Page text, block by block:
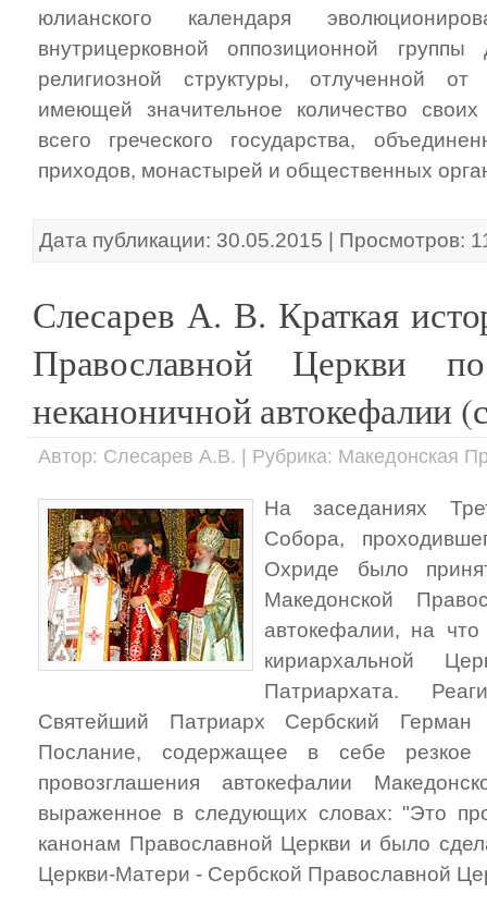
юлианского календаря
внутрицерковной оппозиционной
религиозной структуры, отлученной
имеющей значительное количество
всего греческого государства,
приходов, монастырей и общественных
Дата публикации: 30.05.2015 | Просмотров:
Слесарев А. В. Краткая
Православной Церкви
неканоничной автокефалии
Автор: Слесарев А.В. | Рубрика: Македонская
На заседаниях
Собора,
Охриде было
Македонской
автокефалии, на
кириархальной
Патриархата.
Святейший Патриарх Сербский Герман
Послание, содержащее в себе резкое
провозглашения автокефалии
выраженное в следующих словах: "Это
канонам Православной Церкви и было
Церкви-Матери - Сербской Православной